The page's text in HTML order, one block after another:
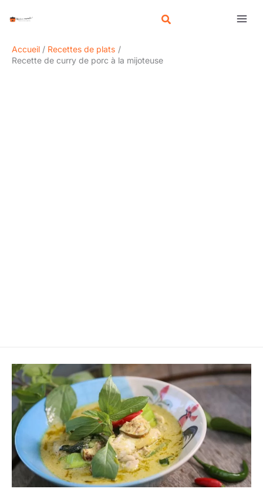
Accueil
Recettes de plats
Recette de curry de porc à la mijoteuse
e
h